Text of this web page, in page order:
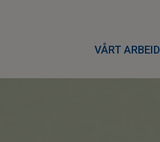
VÅRT ARBEID